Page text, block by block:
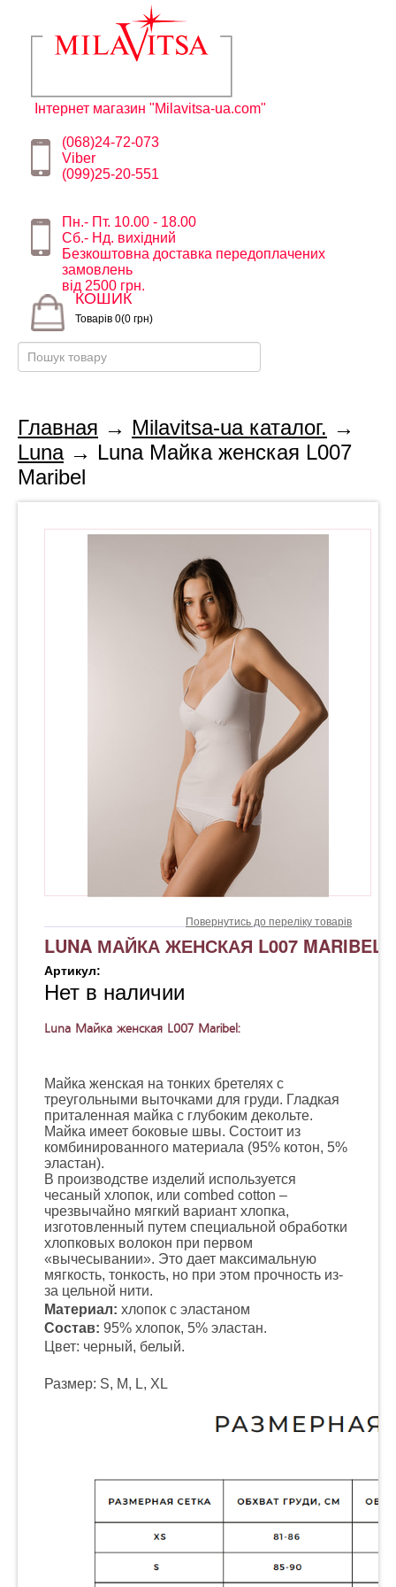
Інтернет магазин "Milavitsa-ua.com"
(068)24-72-073
Viber
(099)25-20-551
Пн.- Пт. 10.00 - 18.00
Сб.- Нд. вихідний
Безкоштовна доставка передоплачених
замовлень
від 2500 грн.
КОШИК
Товарів 0(0 грн)
Главная → Milavitsa-ua каталог. →
Luna→ Luna Майка женская L007
Maribel
Повернутись до переліку товарів
LUNA МАЙКА ЖЕНСКАЯ L007 MARIBEL
Артикул:
Нет в наличии
Luna Майка женская L007 Maribel:
Майка женская на тонких бретелях с
треугольными выточками для груди. Гладкая
приталенная майка с глубоким декольте.
Майка имеет боковые швы. Состоит из
комбинированного материала (95% котон, 5%
эластан).
В производстве изделий используется
чесаный хлопок, или combed cotton –
чрезвычайно мягкий вариант хлопка,
изготовленный путем специальной обработки
хлопковых волокон при первом
«вычесывании». Это дает максимальную
мягкость, тонкость, но при этом прочность из-
за цельной нити.
Материал: хлопок с эластаном
Состав: 95% хлопок, 5% эластан.
Цвет: черный, белый.
Размер: S, M, L, XL